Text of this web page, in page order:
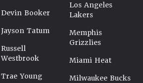
Devin Booker
Jayson Tatum
Russell
Westbrook
Trae Young
Los Angeles
Lakers
Memphis
Grizzlies
Miami Heat
Milwaukee Bucks